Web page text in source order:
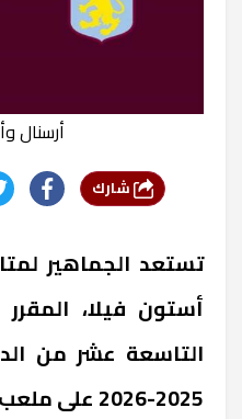
أرسنال
تستعد الجماهير
أستون فيلا،
التاسعة عشر من
2025-2026 على ملعب الإمارات غداً الثلاثاء.